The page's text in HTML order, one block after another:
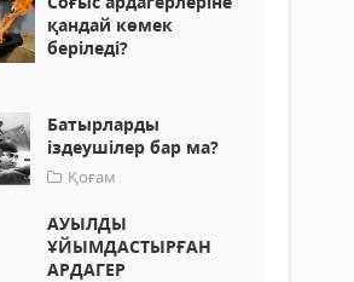
қандай көмек
беріледі?
Батырларды
іздеушілер бар ма?
Қоғам
АУЫЛДЫ
ҰЙЫМДАСТЫРҒАН
АРДАГЕР